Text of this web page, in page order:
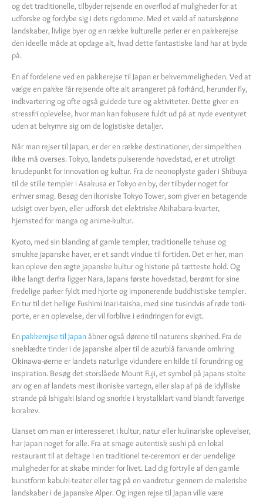
og det traditionelle, tilbyder rejsende en overflod af muligheder for at
udforske og fordybe sig i dets rigdomme. Med et væld af naturskønne
landskaber, livlige byer og en række kulturelle perler er en pakkerejse
den ideelle måde at opdage alt, hvad dette fantastiske land har at byde
på.
En af fordelene ved en pakkerejse til Japan er bekvemmeligheden. Ved at
vælge en pakke får rejsende ofte alt arrangeret på forhånd, herunder fly,
indkvartering og ofte også guidede ture og aktiviteter. Dette giver en
stressfri oplevelse, hvor man kan fokusere fuldt ud på at nyde eventyret
uden at bekymre sig om de logistiske detaljer.
Når man rejser til Japan, er der en række destinationer, der simpelthen
ikke må overses. Tokyo, landets pulserende hovedstad, er et utroligt
knudepunkt for innovation og kultur. Fra de neonoplyste gader i Shibuya
til de stille templer i Asakusa er Tokyo en by, der tilbyder noget for
enhver smag. Besøg den ikoniske Tokyo Tower, som giver en betagende
udsigt over byen, eller udforsk det elektriske Akihabara-kvarter,
hjemsted for manga og anime-kultur.
Kyoto, med sin blanding af gamle templer, traditionelle tehuse og
smukke japanske haver, er et sandt vindue til fortiden. Det er her, man
kan opleve den ægte japanske kultur og historie på tætteste hold. Og
ikke langt derfra ligger Nara, Japans første hovedstad, berømt for sine
fredelige parker fyldt med hjorte og imponerende buddhistiske templer.
En tur til det hellige Fushimi Inari-taisha, med sine tusindvis af røde torii-
porte, er en oplevelse, der vil forblive i erindringen for evigt.
En pakkerejse til Japanåbner også dørene til naturens skønhed. Fra de
sneklædte tinder i de japanske alper til de azurblå farvande omkring
Okinawa-øerne er landets naturlige vidundere en kilde til forundring og
inspiration. Besøg det storslåede Mount Fuji, et symbol på Japans stolte
arv og en af landets mest ikoniske vartegn, eller slap af på de idylliske
strande på Ishigaki Island og snorkle i krystalklart vand blandt farverige
koralrev.
Uanset om man er interesseret i kultur, natur eller kulinariske oplevelser,
har Japan noget for alle. Fra at smage autentisk sushi på en lokal
restaurant til at deltage i en traditionel te-ceremoni er der uendelige
muligheder for at skabe minder for livet. Lad dig fortrylle af den gamle
kunstform kabuki-teater eller tag på en vandretur gennem de maleriske
landskaber i de japanske Alper. Og ingen rejse til Japan ville være